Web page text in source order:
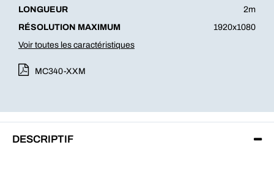
LONGUEUR
2m
RÉSOLUTION MAXIMUM
1920x1080
Voir toutes les caractéristiques
MC340-XXM
DESCRIPTIF